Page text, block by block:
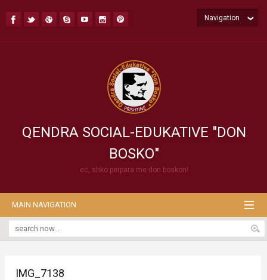
QENDRA SOCIAL-EDUKATIVE "DON
BOSKO"
ec, shko përpara me don boskon!
Navigation
MAIN NAVIGATION
IMG_7138